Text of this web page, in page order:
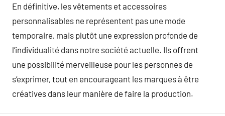
En définitive, les vêtements et accessoires
personnalisables ne représentent pas une mode
temporaire, mais plutôt une expression profonde de
l’individualité dans notre société actuelle. Ils offrent
une possibilité merveilleuse pour les personnes de
s’exprimer, tout en encourageant les marques à être
créatives dans leur manière de faire la production.